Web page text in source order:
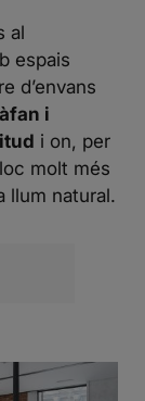
al
espais
d’envans
i
i on, per
molt més
llum natural.